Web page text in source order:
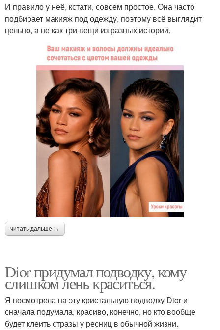
И правило у неё, кстати, совсем простое. Она часто
подбирает макияж под одежду, поэтому всё выглядит
цельно, а не как три вещи из разных историй.
читать дальше →
Dior придумал подводку, кому
слишком лень краситься.
Я посмотрела на эту кристальную подводку Dior и
сначала подумала, красиво, конечно, но кто вообще
будет клеить стразы у ресниц в обычной жизни.